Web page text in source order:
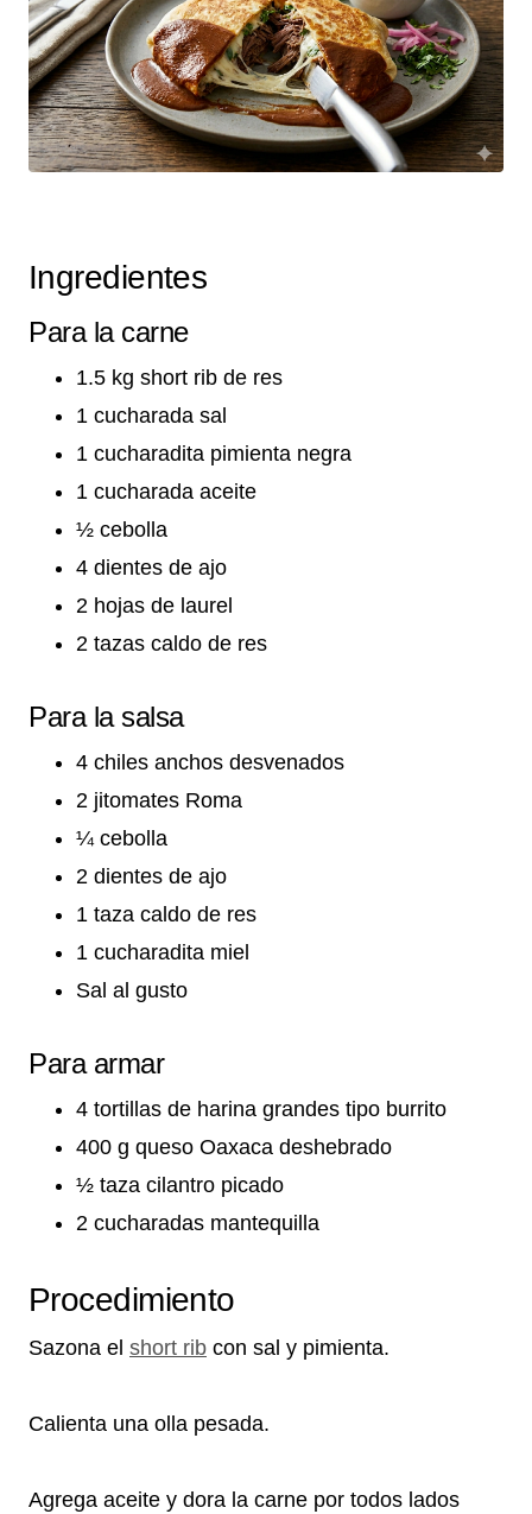
Ingredientes
Para la carne
1.5 kg short rib de res
1 cucharada sal
1 cucharadita pimienta negra
1 cucharada aceite
½ cebolla
4 dientes de ajo
2 hojas de laurel
2 tazas caldo de res
Para la salsa
4 chiles anchos desvenados
2 jitomates Roma
¼ cebolla
2 dientes de ajo
1 taza caldo de res
1 cucharadita miel
Sal al gusto
Para armar
4 tortillas de harina grandes tipo burrito
400 g queso Oaxaca deshebrado
½ taza cilantro picado
2 cucharadas mantequilla
Procedimiento
Sazona el short rib con sal y pimienta.
Calienta una olla pesada.
Agrega aceite y dora la carne por todos lados